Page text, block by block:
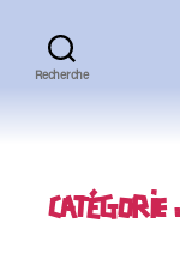
Recherche
CATÉGORIE :